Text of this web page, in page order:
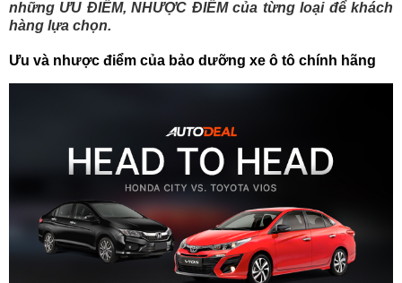
những ƯU ĐIỂM, NHƯỢC ĐIỂM của từng loại để khách
hàng lựa chọn.
Ưu và nhược điểm của bảo dưỡng xe ô tô chính hãng